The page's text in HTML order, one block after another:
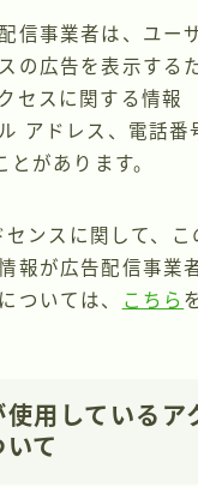
信事業者は、ユー
の広告を表示する
セスに関する情報
アドレス、電話番
があります。
ンスに関して、こ
報が広告配信事業
ついては、
こちら
使用しているア
て